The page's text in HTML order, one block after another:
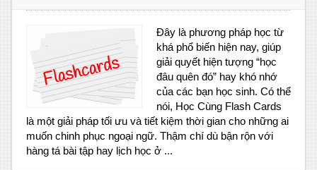
Đây là phương pháp học từ
khá phổ biến hiện nay, giúp
giải quyết hiện tượng “học
đâu quên đó” hay khó nhớ
của các bạn học sinh. Có thể
nói, Học Cùng Flash Cards
là một giải pháp tối ưu và tiết kiệm thời gian cho những ai
muốn chinh phục ngoại ngữ. Thậm chí dù bận rộn với
hàng tá bài tập hay lịch học ở ...